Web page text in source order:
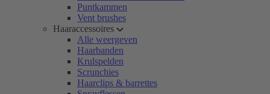
Puntkammen
Vent brushes
Haaraccessoires
Alle weergeven
Haarbanden
Krulspelden
Scrunchies
Haarclips & barrettes